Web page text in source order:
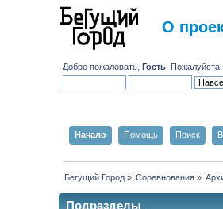
О
Добро пожаловать,Гость .
Начало Помощь Поиск
Бегущий Город» Соревнования»
Подразделы